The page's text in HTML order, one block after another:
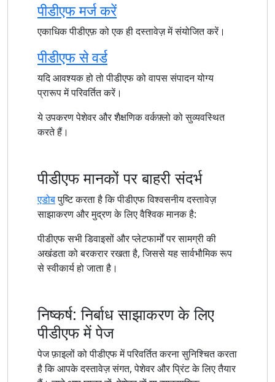
पीडीएफ मर्ज करें
एकाधिक पीडीएफ़ को एक ही दस्तावेज़ में संयोजित करें।
पीडीएफ से वर्ड
यदि आवश्यक हो तो पीडीएफ को वापस संपादन योग्य
प्रारूप में परिवर्तित करें।
ये उपकरण पेशेवर और शैक्षणिक वर्कफ़्लो को सुव्यवस्थित
करते हैं।
पीडीएफ मानकों पर बाहरी संदर्भ
एडोबपुष्टि करता है कि पीडीएफ विश्वसनीय दस्तावेज़
साझाकरण और मुद्रण के लिए वैश्विक मानक है:
पीडीएफ सभी डिवाइसों और प्लेटफार्मों पर सामग्री की
अखंडता को बरकरार रखता है, जिससे यह सार्वभौमिक रूप
से स्वीकार्य हो जाता है।
निष्कर्ष: निर्बाध साझाकरण के लिए
पीडीएफ में पेज
पेज फ़ाइलों को पीडीएफ में परिवर्तित करना सुनिश्चित करता
है कि आपके दस्तावेज़ संगत, पेशेवर और प्रिंट के लिए तैयार